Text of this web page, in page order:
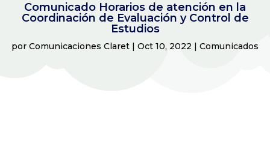
Comunicado Horarios de atención en la
Coordinación de Evaluación y Control de
Estudios
por Comunicaciones Claret | Oct 10, 2022 | Comunicados